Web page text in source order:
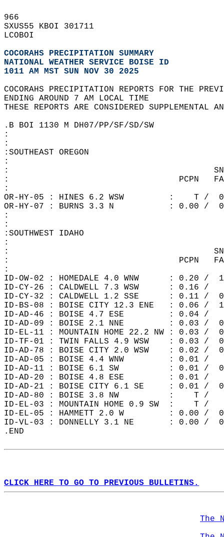
966
SXUS55 KBOI 301711
LCOBOI
COCORAHS PRECIPITATION SUMMARY
NATIONAL WEATHER SERVICE BOISE ID
1011 AM MST SUN NOV 30 2025
COCORAHS PRECIPITATION REPORTS FOR THE
ENDING AROUND 7 AM LOCAL TIME
THESE REPORTS ARE CONSIDERED
.B BOI 1130 M DH07/PP/SF/SD/SW
:
:
:SOUTHEAST OREGON
:
:                                         SNOW
:                                  PCPN   FALL
:
OR-HY-05 : HINES 6.2 WSW         :
OR-HY-07 : BURNS 3.3 N           : 0.00 /
:
:
:SOUTHWEST IDAHO
:
:                                         SNOW
:                                  PCPN   FALL
:
ID-OW-02 : HOMEDALE 4.0 WNW      :
ID-CY-26 : CALDWELL 7.3 WSW      : 0.16
ID-CY-32 : CALDWELL 1.2 SSE      :
ID-BS-08 : BOISE CITY 12.3 ENE   :
ID-AD-46 : BOISE 4.7 ESE         :
ID-AD-09 : BOISE 2.1 NNE         : 0.03 /
ID-EL-11 : MOUNTAIN HOME 22.2 NW :
ID-TF-01 : TWIN FALLS 4.9 WSW    : 0.03
ID-AD-78 : BOISE CITY 2.0 WSW    :
ID-AD-05 : BOISE 4.4 WNW         : 0.01 /
ID-AD-11 : BOISE 6.1 SW          : 0.01
ID-AD-20 : BOISE 4.8 ESE         : 0.01 /
ID-AD-21 : BOISE CITY 6.1 SE     :
ID-AD-80 : BOISE 3.8 NW          :    T /
ID-EL-03 : MOUNTAIN HOME 0.9 SW  :    T
ID-EL-05 : HAMMETT 2.0 W         : 0.00
ID-VL-03 : DONNELLY 3.1 NE       : 0.00
.END
CLICK HERE TO GO TO PREVIOUS BULLETINS.
The